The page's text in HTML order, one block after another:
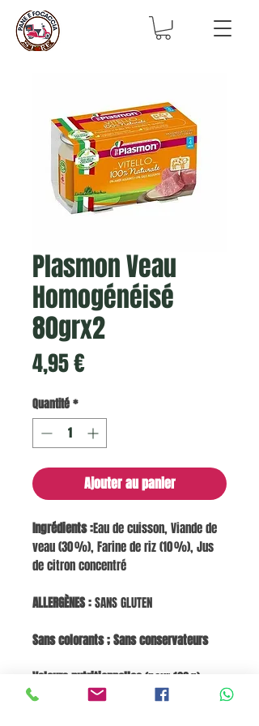
Plasmon Veau
Homogénéisé
80grx2
4,95 €Prix
Quantité*
Ajouter au panier
Ingrédients :Eau de cuisson, Viande de
veau (30 %), Farine de riz (10 %), Jus
de citron concentré
ALLERGÈNES :SANS GLUTEN
Sans colorants ; Sans conservateurs
Valeurs nutritionnelles(pour 100 g) :
Énergie 421 kJ / 100 kcal | Lipides 4,8 g |